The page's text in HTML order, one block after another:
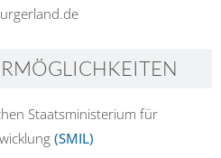
Staatsministerium für
(SMIL)